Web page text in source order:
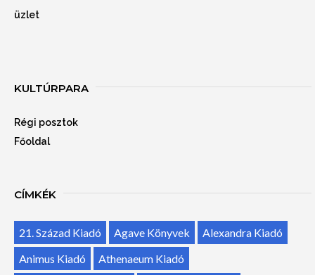
üzlet
KULTÚRPARA
Régi posztok
Főoldal
CÍMKÉK
21. Század Kiadó Agave Könyvek
Alexandra Kiadó
Animus Kiadó
Athenaeum Kiadó